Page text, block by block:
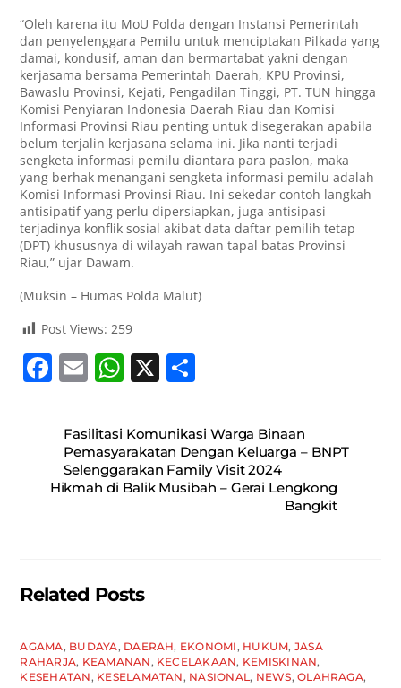
“Oleh karena itu MoU Polda dengan Instansi Pemerintah
dan penyelenggara Pemilu untuk menciptakan Pilkada yang
damai, kondusif, aman dan bermartabat yakni dengan
kerjasama bersama Pemerintah Daerah, KPU Provinsi,
Bawaslu Provinsi, Kejati, Pengadilan Tinggi, PT. TUN hingga
Komisi Penyiaran Indonesia Daerah Riau dan Komisi
Informasi Provinsi Riau penting untuk disegerakan apabila
belum terjalin kerjasana selama ini. Jika nanti terjadi
sengketa informasi pemilu diantara para paslon, maka
yang berhak menangani sengketa informasi pemilu adalah
Komisi Informasi Provinsi Riau. Ini sekedar contoh langkah
antisipatif yang perlu dipersiapkan, juga antisipasi
terjadinya konflik sosial akibat data daftar pemilih tetap
(DPT) khususnya di wilayah rawan tapal batas Provinsi
Riau,” ujar Dawam.
(Muksin – Humas Polda Malut)
Post Views: 259
F
c
e
b
E
ai
l
W
at
s
A
X
ar
e
Fasilitasi Komunikasi Warga Binaan
Pemasyarakatan Dengan Keluarga – BNPT
Selenggarakan Family Visit 2024
Hikmah di Balik Musibah – Gerai Lengkong
Bangkit
Related Posts
AGAMA, BUDAYA, DAERAH, EKONOMI , HUKUM, JASA
RAHARJA, KEAMANAN , KECELAKAAN, KEMISKINAN,
KESEHATAN , KESELAMATAN , NASIONAL , NEWS,OLAHRAGA,